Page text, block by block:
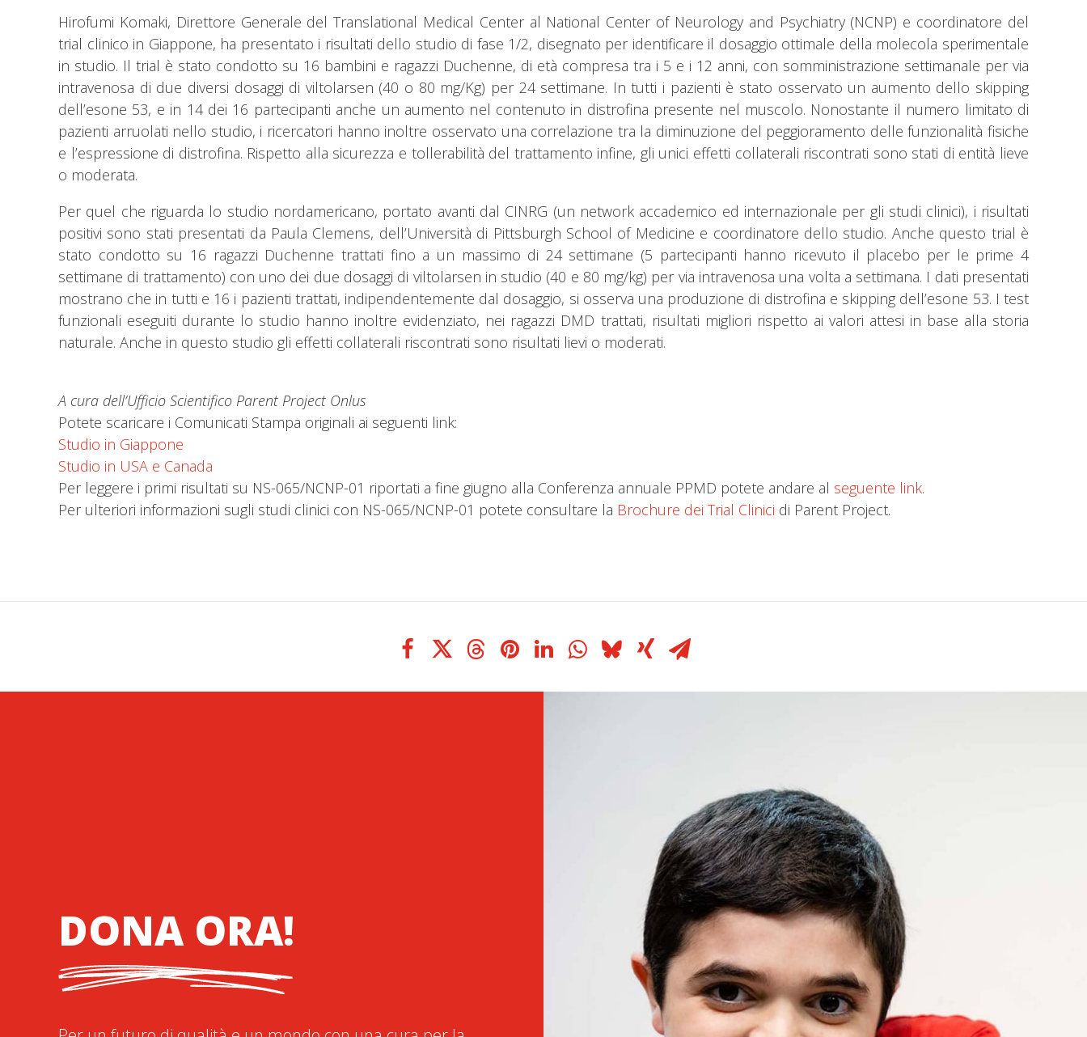
Hirofumi Komaki, Direttore Generale del Translational Medical Center al National Center of Neurology and Psychiatry (NCNP) e coordinatore del
trial clinico in Giappone, ha presentato i risultati dello studio di fase 1/2, disegnato per identificare il dosaggio ottimale della molecola sperimentale
in studio. Il trial è stato condotto su 16 bambini e ragazzi Duchenne, di età compresa tra i 5 e i 12 anni, con somministrazione settimanale per via
intravenosa di due diversi dosaggi di viltolarsen (40 o 80 mg/Kg) per 24 settimane. In tutti i pazienti è stato osservato un aumento dello skipping
dell’esone 53, e in 14 dei 16 partecipanti anche un aumento nel contenuto in distrofina presente nel muscolo. Nonostante il numero limitato di
pazienti arruolati nello studio, i ricercatori hanno inoltre osservato una correlazione tra la diminuzione del peggioramento delle funzionalità fisiche
e l’espressione di distrofina. Rispetto alla sicurezza e tollerabilità del trattamento infine, gli unici effetti collaterali riscontrati sono stati di entità lieve
o moderata.
Per quel che riguarda lo studio nordamericano, portato avanti dal CINRG (un network accademico ed internazionale per gli studi clinici), i risultati
positivi sono stati presentati da Paula Clemens, dell’Università di Pittsburgh School of Medicine e coordinatore dello studio. Anche questo trial è
stato condotto su 16 ragazzi Duchenne trattati fino a un massimo di 24 settimane (5 partecipanti hanno ricevuto il placebo per le prime 4
settimane di trattamento) con uno dei due dosaggi di viltolarsen in studio (40 e 80 mg/kg) per via intravenosa una volta a settimana. I dati presentati
mostrano che in tutti e 16 i pazienti trattati, indipendentemente dal dosaggio, si osserva una produzione di distrofina e skipping dell’esone 53. I test
funzionali eseguiti durante lo studio hanno inoltre evidenziato, nei ragazzi DMD trattati, risultati migliori rispetto ai valori attesi in base alla storia
naturale. Anche in questo studio gli effetti collaterali riscontrati sono risultati lievi o moderati.
A cura dell’Ufficio Scientifico Parent Project Onlus
Potete scaricare i Comunicati Stampa originali ai seguenti link:
Studio in Giappone
Studio in USA e Canada
Per leggere i primi risultati su NS-065/NCNP-01 riportati a fine giugno alla Conferenza annuale PPMD potete andare al seguente link.
Per ulteriori informazioni sugli studi clinici con NS-065/NCNP-01 potete consultare la Brochure dei Trial Clinici di Parent Project.
DONA ORA!